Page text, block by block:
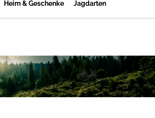
Heim & Geschenke Jagdarten